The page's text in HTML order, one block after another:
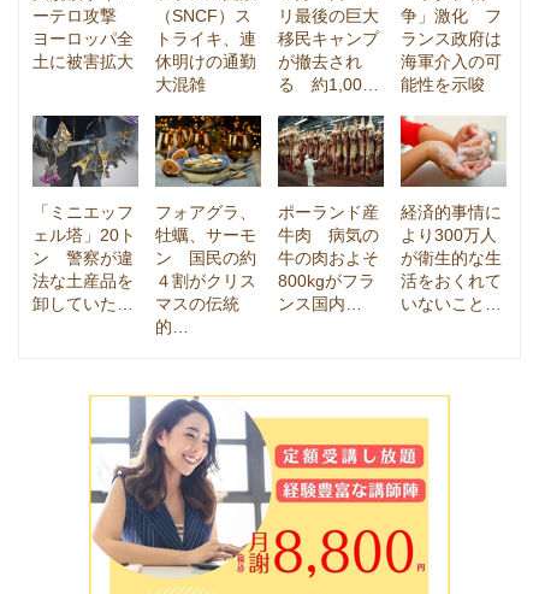
ーテロ攻撃
ヨーロッパ全
土に被害拡大
（SNCF）ス
トライキ、連
休明けの通勤
大混雑
リ最後の巨大
移民キャンプ
が撤去され
る 約1,00…
争」激化 フ
ランス政府は
海軍介入の可
能性を示唆
「ミニエッフ
ェル塔」20ト
ン 警察が違
法な土産品を
卸していた…
フォアグラ、
牡蠣、サーモ
ン 国民の約
４割がクリス
マスの伝統
的…
ポーランド産
牛肉 病気の
牛の肉およそ
800kgがフラ
ンス国内…
経済的事情に
より300万人
が衛生的な生
活をおくれて
いないこと…